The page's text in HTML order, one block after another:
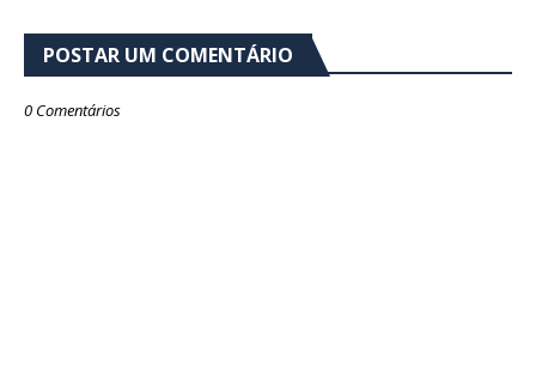
POSTAR UM COMENTÁRIO
0 Comentários